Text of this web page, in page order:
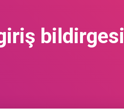
bildirgesi